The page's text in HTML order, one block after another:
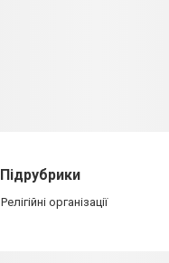
Підрубрики
Релігійні організації